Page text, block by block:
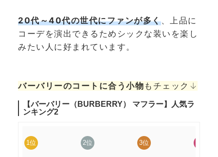
20代～40代の世代にファンが多く、上品に
コーデを演出できるためシックな装いを楽し
みたい人に好まれています。
バーバリーのコートに合う小物 もチェック↓